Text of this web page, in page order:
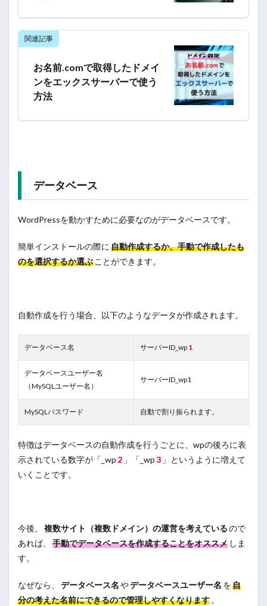
関連記事
お名前.comで取得したドメイ
ンをエックスサーバーで使う
方法
データベース
WordPressを動かすために必要なのがデータベースです。
簡単インストールの際に 自動作成するか、手動で作成したも
のを選択するか選ぶ ことができます。
自動作成を行う場合、以下のようなデータが作成されます。
データベース名 サーバーID_wp 1
データベースユーザー名
（MySQLユーザー名）
サーバーID_wp1
MySQLパスワード 自動で割り振られます。
特徴はデータベースの自動作成を行うごとに、wpの後ろに表
示されている数字が「_wp 2 」「_wp3 」というように増えて
いくことです。
今後、 複数サイト（複数ドメイン）の運営を考えているので
あれば、
手動でデータベースを作成することをオススメ しま
す。
なぜなら、 データベース名やデータベースユーザー名 を 自
分の考えた名前にできるので管理しやすくなります 。